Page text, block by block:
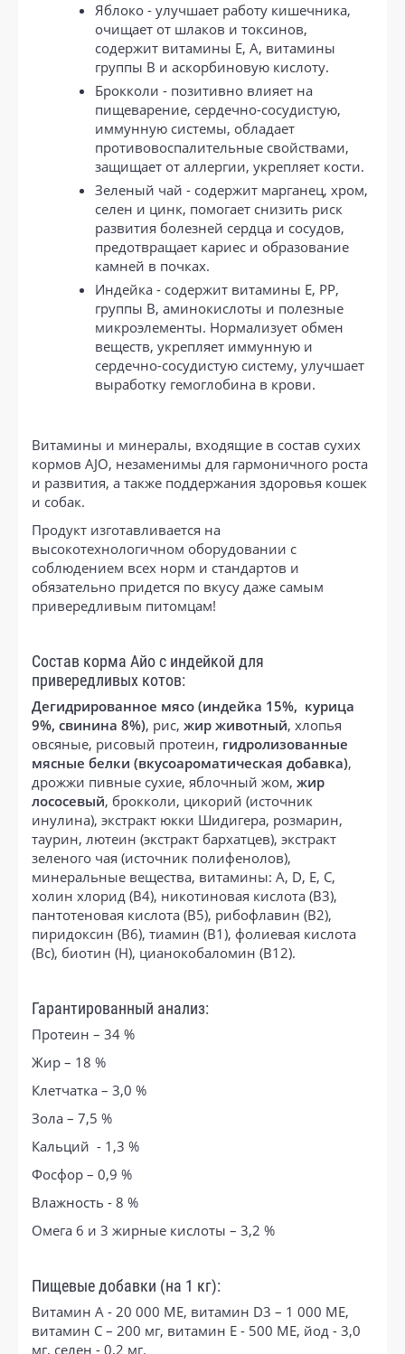
Яблоко - улучшает работу кишечника,
очищает от шлаков и токсинов,
содержит витамины E, A, витамины
группы B и аскорбиновую кислоту.
Брокколи - позитивно влияет на
пищеварение, сердечно-сосудистую,
иммунную системы, обладает
противовоспалительные свойствами,
защищает от аллергии, укрепляет кости.
Зеленый чай - содержит марганец, хром,
селен и цинк, помогает снизить риск
развития болезней сердца и сосудов,
предотвращает кариес и образование
камней в почках.
Индейка - содержит витамины E, PP,
группы B, аминокислоты и полезные
микроэлементы. Нормализует обмен
веществ, укрепляет иммунную и
сердечно-сосудистую систему, улучшает
выработку гемоглобина в крови.
Витамины и минералы, входящие в состав сухих
кормов AJO, незаменимы для гармоничного роста
и развития, а также поддержания здоровья кошек
и собак.
Продукт изготавливается на
высокотехнологичном оборудовании с
соблюдением всех норм и стандартов и
обязательно придется по вкусу даже самым
привередливым питомцам!
Состав корма Айо с индейкой для
привередливых котов:
Дегидрированное мясо (индейка 15%, курица
9%, свинина 8%), рис, жир животный, хлопья
овсяные, рисовый протеин, гидролизованные
мясные белки (вкусоароматическая добавка),
дрожжи пивные сухие, яблочный жом, жир
лососевый, брокколи, цикорий (источник
инулина), экстракт юкки Шидигера, розмарин,
таурин, лютеин (экстракт бархатцев), экстракт
зеленого чая (источник полифенолов),
минеральные вещества, витамины: А, D, Е, С,
холин хлорид (В4), никотиновая кислота (В3),
пантотеновая кислота (В5), рибофлавин (В2),
пиридоксин (В6), тиамин (В1), фолиевая кислота
(Вc), биотин (Н), цианокобаломин (В12).
Гарантированный анализ:
Протеин – 34 %
Жир – 18 %
Клетчатка – 3,0 %
Зола – 7,5 %
Кальций - 1,3 %
Фосфор – 0,9 %
Влажность - 8 %
Омега 6 и 3 жирные кислоты – 3,2 %
Пищевые добавки (на 1 кг):
Витамин А - 20 000 МЕ, витамин D3 – 1 000 МЕ,
витамин С – 200 мг, витамин Е - 500 МЕ, йод - 3,0
мг, селен - 0,2 мг.